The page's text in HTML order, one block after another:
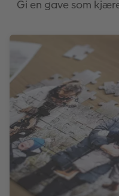
Gi en gave som